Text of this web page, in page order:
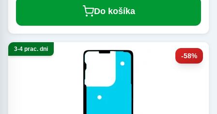
Do košíka
-58%
3-4 prac. dni